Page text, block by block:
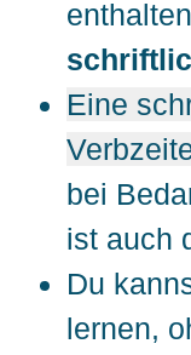
Eine
bei
ist auch
Du
lernen,